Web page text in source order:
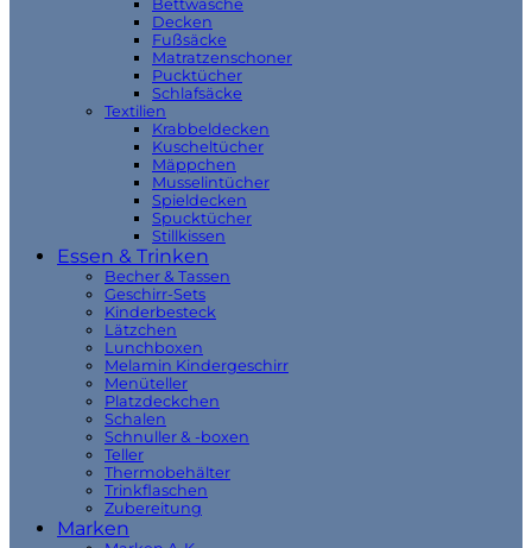
Bettwäsche
Decken
Fußsäcke
Matratzenschoner
Pucktücher
Schlafsäcke
Textilien
Krabbeldecken
Kuscheltücher
Mäppchen
Musselintücher
Spieldecken
Spucktücher
Stillkissen
Essen & Trinken
Becher & Tassen
Geschirr-Sets
Kinderbesteck
Lätzchen
Lunchboxen
Melamin Kindergeschirr
Menüteller
Platzdeckchen
Schalen
Schnuller & -boxen
Teller
Thermobehälter
Trinkflaschen
Zubereitung
Marken